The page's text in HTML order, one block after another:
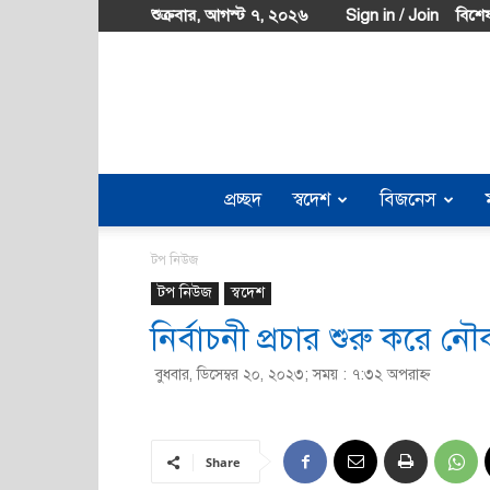
শুক্রবার, আগস্ট ৭, ২০২৬ Sign in / Join
প্রচ্ছদ স্বদেশ বিজনেস
টপ নিউজ
টপ নিউজ স্বদেশ
নির্বাচনী প্রচার শুরু করে
বুধবার, ডিসেম্বর ২০, ২০২৩; সময় : ৭:৩২ অপরাহ্ণ
Share